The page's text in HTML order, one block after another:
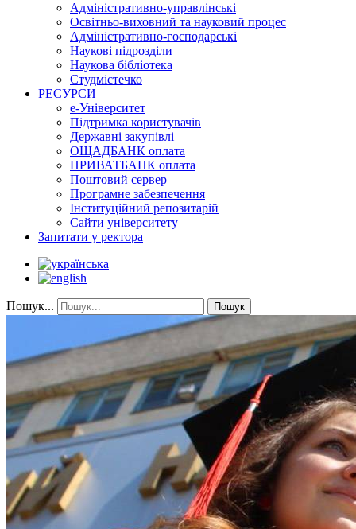
Адміністративно-управлінські
Освітньо-виховний та науковий процес
Адміністративно-господарські
Наукові підрозділи
Наукова бібліотека
Студмістечко
РЕСУРСИ
е-Університет
Підтримка користувачів
Державні закупівлі
ОЩАДБАНК оплата
ПРИВАТБАНК оплата
Поштовий сервер
Програмне забезпечення
Інституційний репозитарій
Сайти університету
Запитати у ректора
Пошук... Пошук